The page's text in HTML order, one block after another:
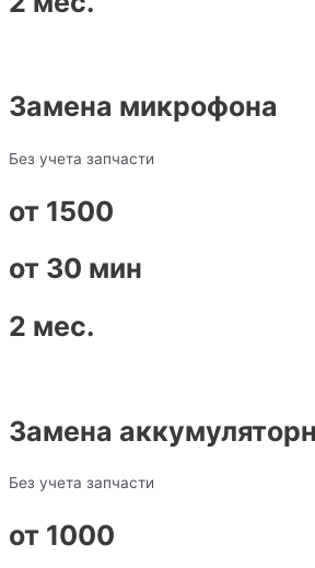
Замена микрофона
Без учета запчасти
от 1500
от 30 мин
2 мес.
Замена
Без учета запчасти
от 1000